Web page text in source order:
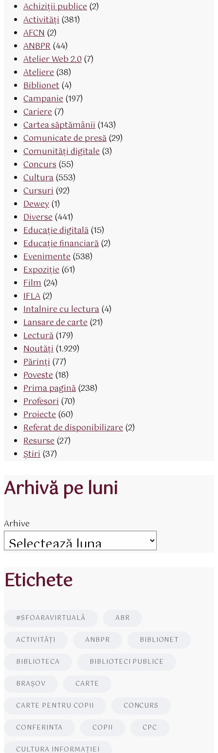
Achiziții publice(2)
Activităţi(381)
AFCN(2)
ANBPR(44)
Atelier Web 2.0(7)
Ateliere(38)
Biblionet(4)
Campanie(197)
Cariere(7)
Cartea săptămânii(143)
Comunicate de presă(29)
Comunități digitale(3)
Concurs(55)
Cultura(553)
Cursuri(92)
Dewey(1)
Diverse(441)
Educaţie digitală(15)
Educaţie financiară(2)
Evenimente(538)
Expoziție(61)
Film(24)
IFLA(2)
Intalnire cu lectura(4)
Lansare de carte(21)
Lectură(179)
Noutăți(1.929)
Părinţi(77)
Poveste(18)
Prima pagină(238)
Profesori(70)
Proiecte(60)
Referat de disponibilizare(2)
Resurse(27)
Știri(37)
Arhivă pe luni
Arhive
Etichete
#SFOARAVIRTUALĂ ABR
ACTIVITĂŢI ANBPR BIBLIONET
BIBLIOTECA BIBLIOTECI PUBLICE
BRAŞOV CARTE
CARTE PENTRU COPII CONCURS
CONFERINTA COPII CPC
CULTURA INFORMAŢIEI